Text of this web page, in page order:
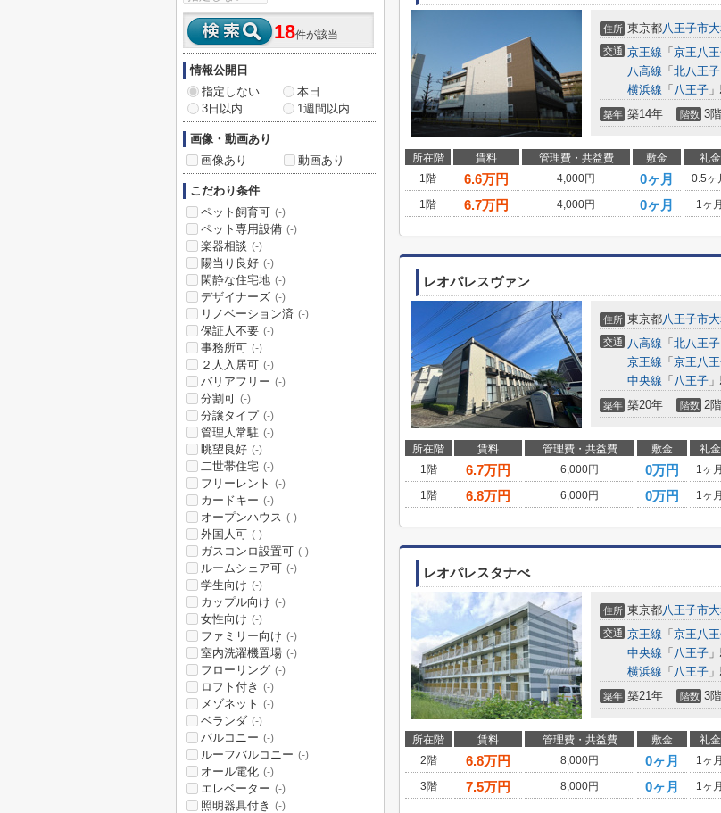
住所 東京都八王子市
交通 京王線 「 京王八
八高線 「 北八王子
横浜線 「 八王子
築年 築14年 階数 3
所在階 賃料 管理費・共益費 敷金 礼金
1階
6.6万円 4,000円 0ヶ月 0.5ヶ
1階
6.7万円 4,000円 0ヶ月 1ヶ月
レオパレスヴァン
住所 東京都八王子市
交通 八高線 「 北八王子
京王線 「 京王八
中央線 「 八王子
築年 築20年 階数 2
所在階 賃料 管理費・共益費 敷金 礼金
1階
6.7万円 6,000円 0万円 1ヶ月
1階
6.8万円 6,000円 0万円 1ヶ月
レオパレスタナべ
住所 東京都八王子市
交通 京王線 「 京王八
中央線 「 八王子
横浜線 「 八王子
築年 築21年 階数 3
所在階 賃料 管理費・共益費 敷金 礼金
2階
6.8万円 8,000円 0ヶ月 1ヶ月
3階
7.5万円 8,000円 0ヶ月 1ヶ月
18件が該当
情報公開日
指定しない
本日
3日以内
1週間以内
画像・動画あり
画像あり
動画あり
こだわり条件
ペット飼育可 (-)
ペット専用設備 (-)
楽器相談 (-)
陽当り良好 (-)
閑静な住宅地 (-)
デザイナーズ (-)
リノベーション済 (-)
保証人不要 (-)
事務所可 (-)
２人入居可 (-)
バリアフリー (-)
分割可 (-)
分譲タイプ (-)
管理人常駐 (-)
眺望良好 (-)
二世帯住宅 (-)
フリーレント (-)
カードキー (-)
オープンハウス (-)
外国人可 (-)
ガスコンロ設置可 (-)
ルームシェア可 (-)
学生向け (-)
カップル向け (-)
女性向け (-)
ファミリー向け (-)
室内洗濯機置場 (-)
フローリング (-)
ロフト付き (-)
メゾネット (-)
ベランダ (-)
バルコニー (-)
ルーフバルコニー (-)
オール電化 (-)
エレベーター (-)
照明器具付き (-)